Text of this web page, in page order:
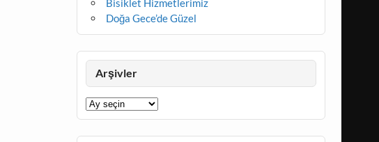
Bisiklet Hizmetlerimiz
Doğa Gece’de Güzel
Arşivler
Arşivler